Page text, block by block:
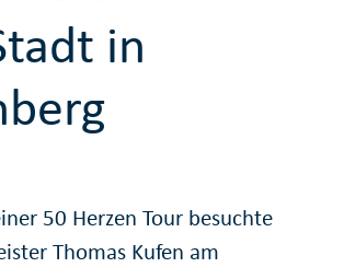
in
50 Herzen Tour besuchte
Thomas Kufen am